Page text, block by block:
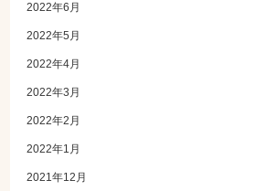
2022年6月
2022年5月
2022年4月
2022年3月
2022年2月
2022年1月
2021年12月